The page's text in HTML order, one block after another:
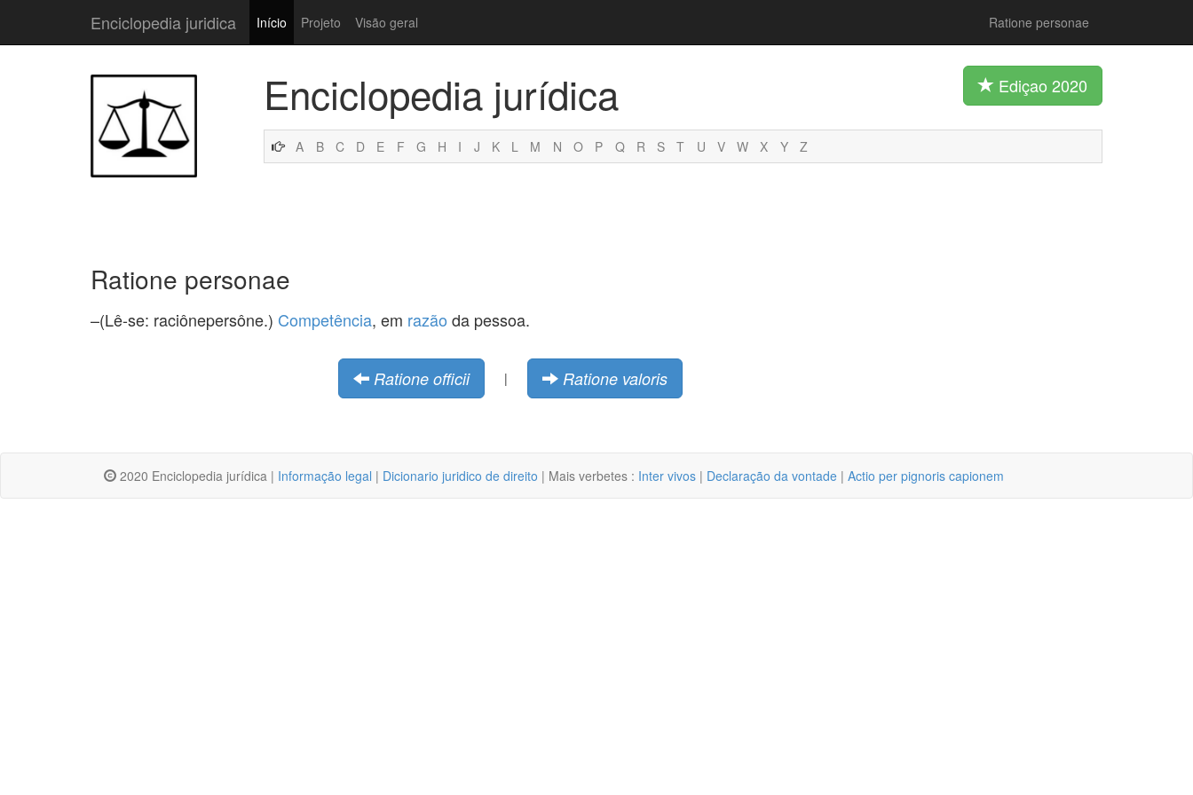
Enciclopedia juridica Início Projeto Visão geral Ratione personae
Enciclopedia jurídica Ediçao 2020
A B C D E F G H I J K L M N O P Q R S T U V W X Y Z
Ratione personae
–(Lê-se: raciônepersône.) Competência, em razão da pessoa.
Ratione officii | Ratione valoris
2020 Enciclopedia jurídica | Informação legal | Dicionario juridico de direito | Mais verbetes : Inter vivos | Declaração da vontade | Actio per pignoris capionem